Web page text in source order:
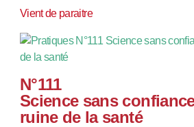
Vient de paraitre
N°111
Science sans
ruine de la santé